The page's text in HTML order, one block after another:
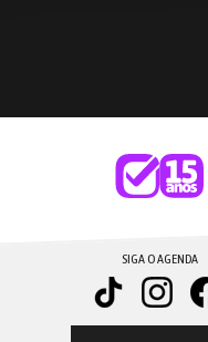
SIGA O AGENDA